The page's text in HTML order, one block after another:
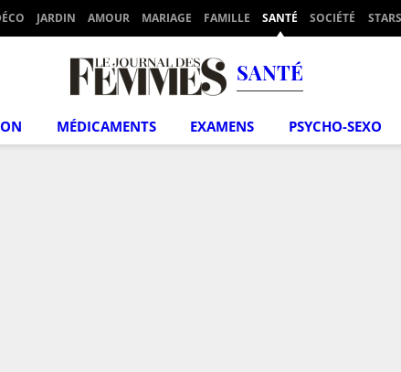
JARDIN AMOUR MARIAGE FAMILLE SANTÉ SOCIÉTÉ STARS
SANTÉ
MÉDICAMENTS EXAMENS PSYCHO-SEXO